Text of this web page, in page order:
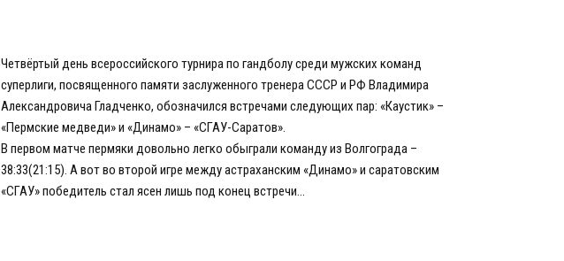
Четвёртый день всероссийского турнира по гандболу среди мужских команд
суперлиги, посвященного памяти заслуженного тренера СССР и РФ Владимира
Александровича Гладченко, обозначился встречами следующих пар: «Каустик» –
«Пермские медведи» и «Динамо» – «СГАУ-Саратов».
В первом матче пермяки довольно легко обыграли команду из Волгограда –
38:33(21:15). А вот во второй игре между астраханским «Динамо» и саратовским
«СГАУ» победитель стал ясен лишь под конец встречи…